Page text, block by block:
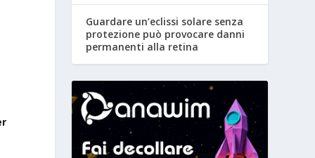
Guardare un’eclissi solare senza
protezione può provocare danni
permanenti alla retina